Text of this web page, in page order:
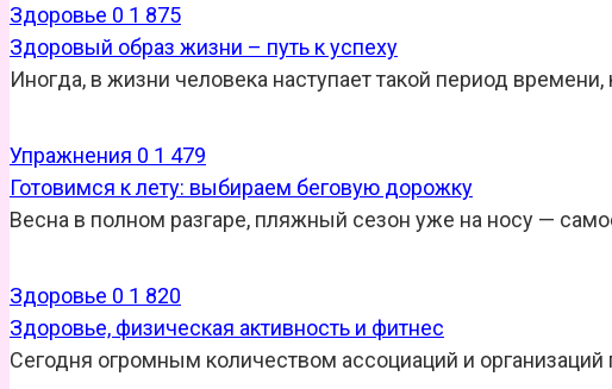
Здоровье 0 1 875
Здоровый образ жизни – путь к успеху
Иногда, в жизни человека наступает такой период
Упражнения 0 1 479
Готовимся к лету: выбираем беговую дорожку
Весна в полном разгаре, пляжный сезон уже на носу —
Здоровье 0 1 820
Здоровье, физическая активность и фитнес
Сегодня огромным количеством ассоциаций и